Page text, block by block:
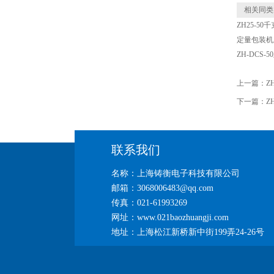
相关同类
ZH25-50千
定量包装
ZH-DCS-
上一篇：
下一篇：
联系我们
名称：上海铸衡电子科技有限公司
邮箱：3068006483@qq.com
传真：021-61993269
网址：www.021baozhuangji.com
地址：上海松江新桥新中街199弄24-26号